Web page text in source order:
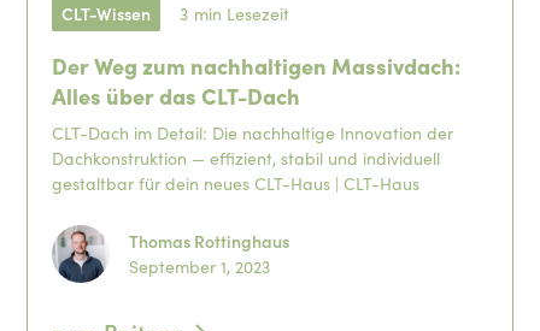
CLT-Wissen 3 min Lesezeit
Der Weg zum nachhaltigen Massivdach:
Alles über das CLT-Dach
CLT-Dach im Detail: Die nachhaltige Innovation der
Dachkonstruktion — effizient, stabil und individuell
gestaltbar für dein neues CLT-Haus | CLT-Haus
Thomas Rottinghaus
September 1, 2023